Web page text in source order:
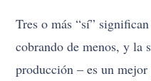
Tres o más “sí”
cobrando de menos, y la
producción – es un